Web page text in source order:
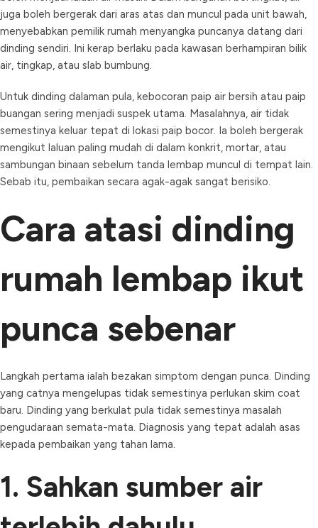
juga boleh bergerak dari aras atas dan muncul pada unit bawah,
menyebabkan pemilik rumah menyangka puncanya datang dari
dinding sendiri. Ini kerap berlaku pada kawasan berhampiran bilik
air, tingkap, atau slab bumbung.
Untuk dinding dalaman pula, kebocoran paip air bersih atau paip
buangan sering menjadi suspek utama. Masalahnya, air tidak
semestinya keluar tepat di lokasi paip bocor. Ia boleh bergerak
mengikut laluan paling mudah di dalam konkrit, mortar, atau
sambungan binaan sebelum tanda lembap muncul di tempat lain.
Sebab itu, pembaikan secara agak-agak sangat berisiko.
Cara atasi dinding
rumah lembap ikut
punca sebenar
Langkah pertama ialah bezakan simptom dengan punca. Dinding
yang catnya mengelupas tidak semestinya perlukan skim coat
baru. Dinding yang berkulat pula tidak semestinya masalah
pengudaraan semata-mata. Diagnosis yang tepat adalah asas
kepada pembaikan yang tahan lama.
1. Sahkan sumber air